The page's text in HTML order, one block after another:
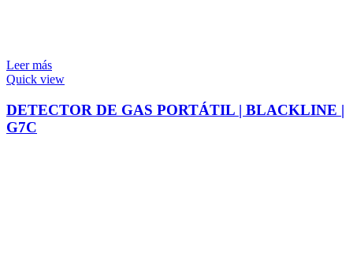
Leer más
Quick view
DETECTOR DE GAS PORTÁTIL | BLACKLINE |
G7C